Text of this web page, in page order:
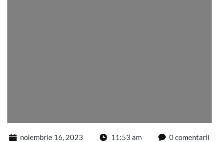
noiembrie 16, 2023 11:53 am 0 comentarii